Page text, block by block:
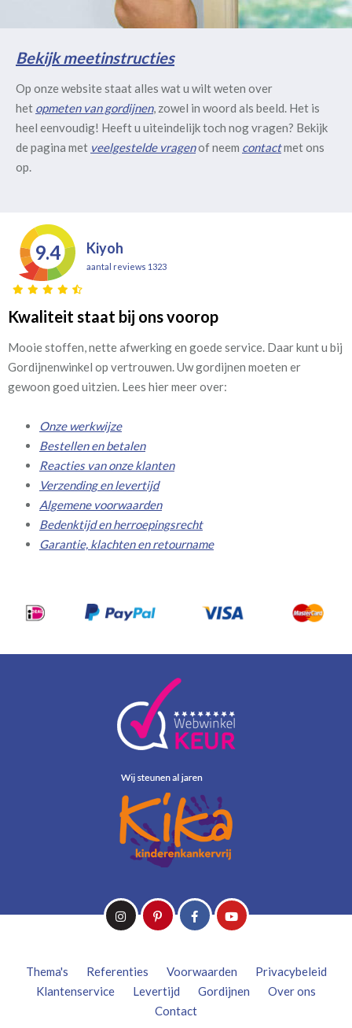
Bekijk meetinstructies
Op onze website staat alles wat u wilt weten over
het opmeten van gordijnen, zowel in woord als beeld. Het is
heel eenvoudig! Heeft u uiteindelijk toch nog vragen? Bekijk
de pagina met veelgestelde vragenof neem contactmet ons
op.
9.4 Kiyoh
aantal reviews 1323
Kwaliteit staat bij ons voorop
Mooie stoffen, nette afwerking en goede service. Daar kunt u bij
Gordijnenwinkel op vertrouwen. Uw gordijnen moeten er
gewoon goed uitzien. Lees hier meer over:
Onze werkwijze
Bestellen en betalen
Reacties van onze klanten
Verzending en levertijd
Algemene voorwaarden
Bedenktijd en herroepingsrecht
Garantie, klachten en retourname
Thema's Referenties Voorwaarden
Privacybeleid
Klantenservice
Levertijd Gordijnen
Over ons
Contact